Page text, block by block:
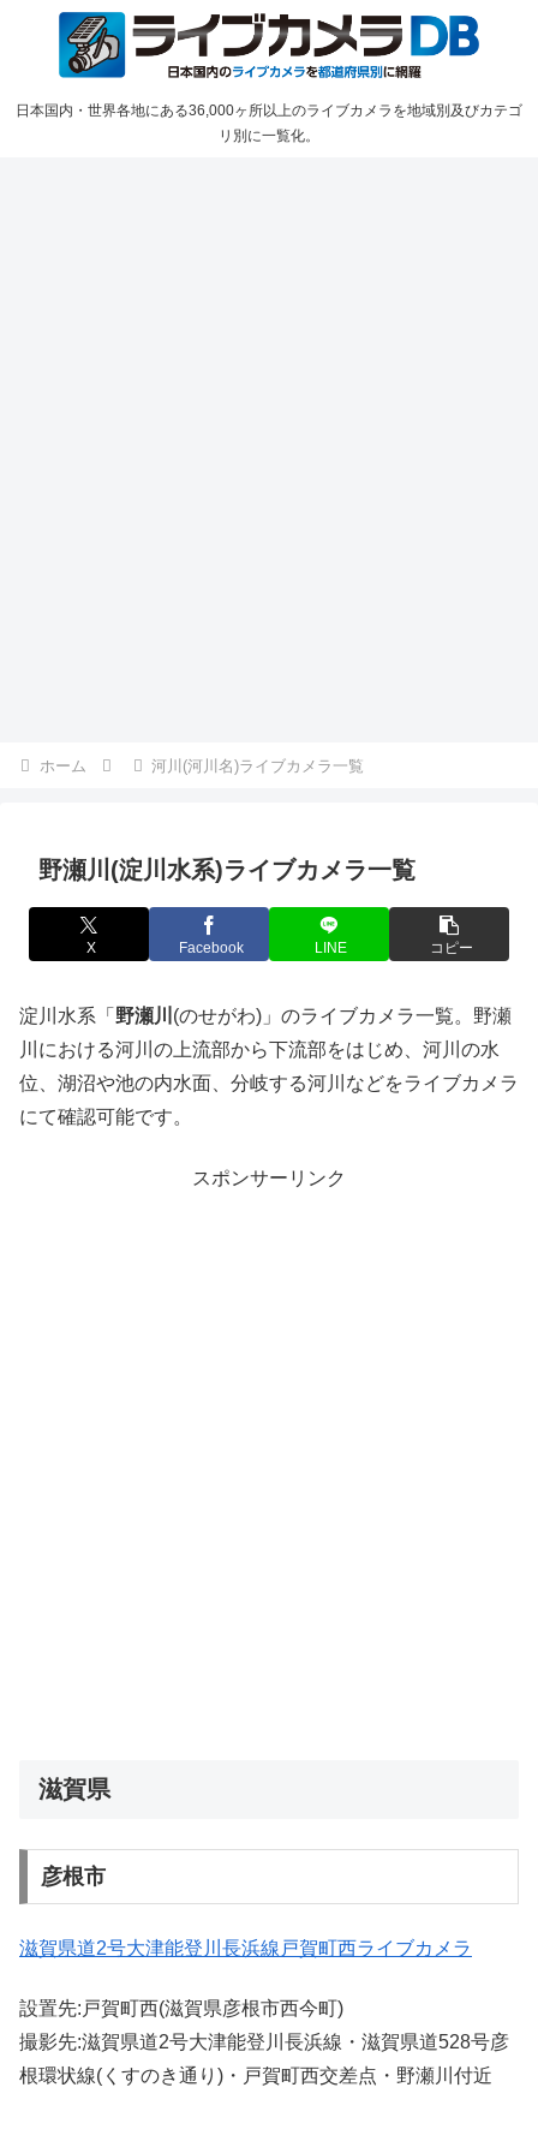
日本国内・世界各地にある36,000ヶ所以上のライブカメラを地域別及びカテゴ
リ別に一覧化。
ホーム 河川(河川名)ライブカメラ一覧
野瀬川(淀川水系)ライブカメラ一覧
X Facebook LINE コピー
淀川水系「 野瀬川 (のせがわ)」のライブカメラ一覧。野瀬
川における河川の上流部から下流部をはじめ、河川の水
位、湖沼や池の内水面、分岐する河川などをライブカメラ
にて確認可能です。
スポンサーリンク
滋賀県
彦根市
滋賀県道2号大津能登川長浜線戸賀町西ライブカメラ
設置先:戸賀町西(滋賀県彦根市西今町)
撮影先:滋賀県道2号大津能登川長浜線・滋賀県道528号彦
根環状線(くすのき通り)・戸賀町西交差点・野瀬川付近